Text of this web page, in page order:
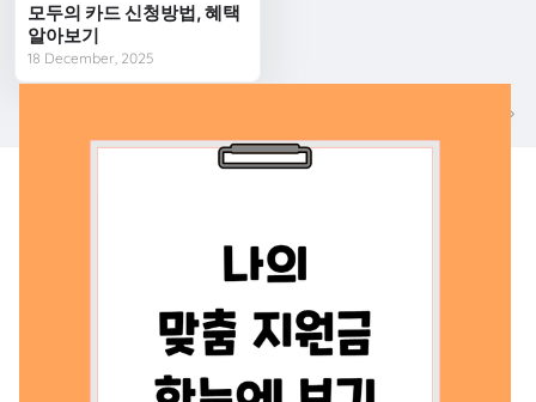
모두의 카드 신청방법, 혜택
알아보기
18 December, 2025